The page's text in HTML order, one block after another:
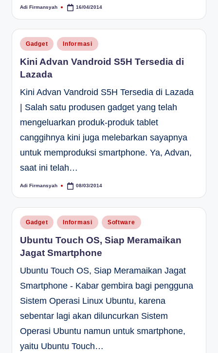
Posted
Adi Firmansyah 16/04/2014
Posted
in
Gadget Informasi
Kini Advan Vandroid S5H Tersedia di
Lazada
Kini Advan Vandroid S5H Tersedia di Lazada
| Salah satu produsen gadget yang telah
mengeluarkan produk-produk tablet
canggihnya kini juga melebarkan sayapnya
untuk memproduksi smartphone. Ya, Advan,
saat ini telah…
Posted
Adi Firmansyah 08/03/2014
Posted
in
Gadget Informasi Software
Ubuntu Touch OS, Siap Meramaikan
Jagat Smartphone
Ubuntu Touch OS, Siap Meramaikan Jagat
Smartphone - Kabar gembira bagi pengguna
Sistem Operasi Linux Ubuntu, karena
sebentar lagi akan diluncurkan Sistem
Operasi Ubuntu namun untuk smartphone,
yaitu Ubuntu Touch…